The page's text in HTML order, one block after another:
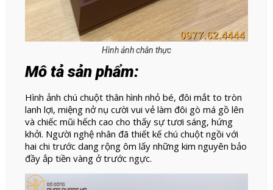
Hình ảnh chân thực
Mô tả sản phẩm:
Hình ảnh chú chuột thân hình nhỏ bé, đôi mắt to tròn
lanh lợi, miệng nở nụ cười vui vẻ làm đôi gò má gồ lên
và chiếc mũi hếch cao cho thấy sự tươi sáng, hứng
khởi. Người nghệ nhân đã thiết kế chú chuột ngồi với
hai chi trước dang rộng ôm lấy những kim nguyên bảo
đầy ắp tiền vàng ở trước ngực.